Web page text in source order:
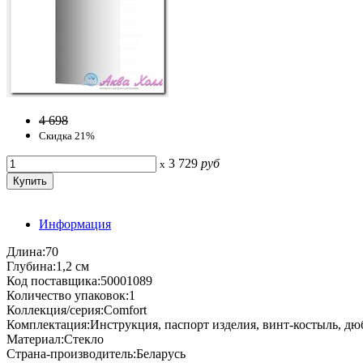
4 698
Скидка 21%
x 3 729 руб
Информация
Длина:70
Глубина:1,2 см
Код поставщика:50001089
Количество упаковок:1
Коллекция/серия:Comfort
Комплектация:Инструкция, паспорт изделия, винт-костыль,
Материал:Стекло
Страна-производитель:Беларусь